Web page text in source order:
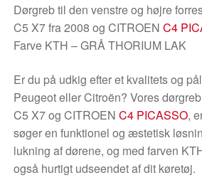
Dørgreb til den venstre og højre
C5 X7 fra 2008 og CITROENC4
Farve KTH – GRÅ THORIUM LAK
Er du på udkig efter et kvalitets og
Peugeot eller Citroën? Vores
C5 X7 og CITROENC4 PICASSO,
søger en funktionel og æstetisk
lukning af dørene, og med farven
også hurtigt udseendet af dit køretøj.